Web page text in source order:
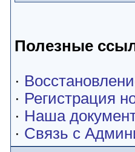
Полезные
·
· Регистрация
· Наша
· Связь с